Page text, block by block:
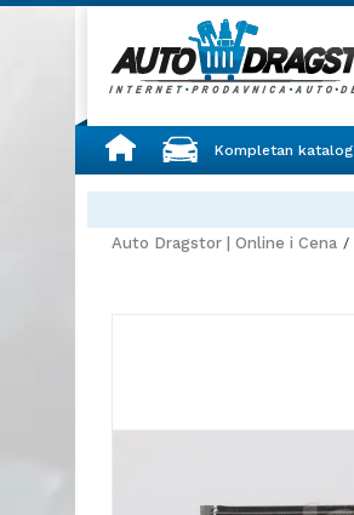
Kompletan katalog
Auto Dragstor | Online i Cena